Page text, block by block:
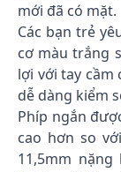
mới đã có mặt.
Các bạn trẻ
cơ màu trắng
lợi với tay
dễ dàng kiểm
Phíp ngắn
cao hơn so
11,5mm